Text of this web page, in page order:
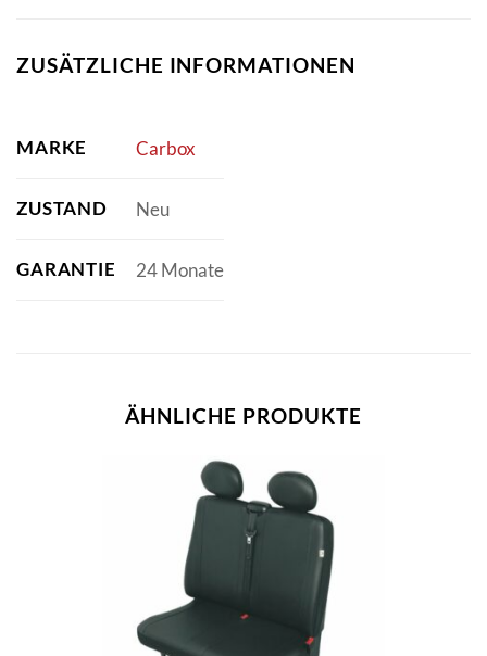
ZUSÄTZLICHE INFORMATIONEN
MARKE Carbox
ZUSTAND Neu
GARANTIE 24 Monate
ÄHNLICHE PRODUKTE